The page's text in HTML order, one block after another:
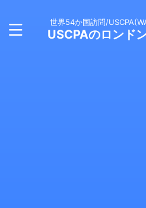
世界54か国訪問/
USCPAのロンド